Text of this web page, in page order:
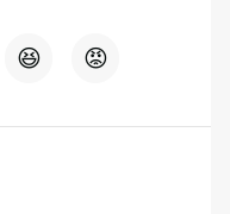
😆 😡